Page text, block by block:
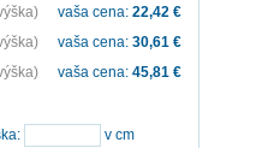
vaša cena: 22,42 €
vaša cena: 30,61 €
vaša cena: 45,81 €
v cm